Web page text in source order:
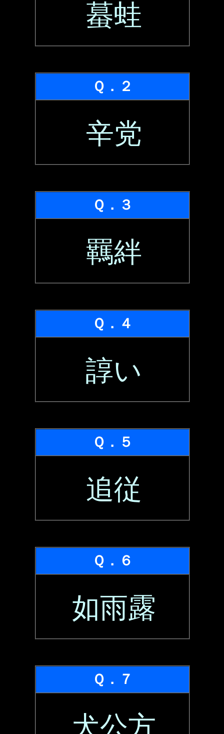
蟇蛙
Ｑ．２
辛党
Ｑ．３
羈絆
Ｑ．４
諄い
Ｑ．５
追従
Ｑ．６
如雨露
Ｑ．７
犬公方